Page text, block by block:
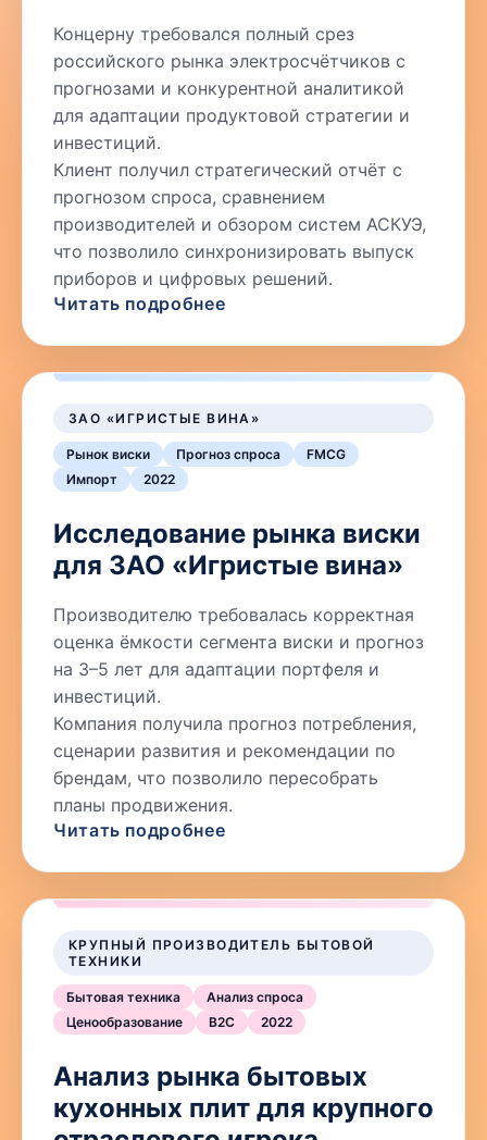
Концерну требовался полный срез
российского рынка электросчётчиков с
прогнозами и конкурентной аналитикой
для адаптации продуктовой стратегии и
инвестиций.
Клиент получил стратегический отчёт с
прогнозом спроса, сравнением
производителей и обзором систем АСКУЭ,
что позволило синхронизировать выпуск
приборов и цифровых решений.
Читать подробнее
ЗАО «ИГРИСТЫЕ ВИНА»
Рынок виски Прогноз спроса
FMCG
Импорт
2022
Исследование рынка виски
для ЗАО «Игристые вина»
Производителю требовалась корректная
оценка ёмкости сегмента виски и прогноз
на 3–5 лет для адаптации портфеля и
инвестиций.
Компания получила прогноз потребления,
сценарии развития и рекомендации по
брендам, что позволило пересобрать
планы продвижения.
Читать подробнее
КРУПНЫЙ ПРОИЗВОДИТЕЛЬ БЫТОВОЙ
ТЕХНИКИ
Бытовая техника
Анализ спроса
Ценообразование
B2C 2022
Анализ рынка бытовых
кухонных плит для крупного